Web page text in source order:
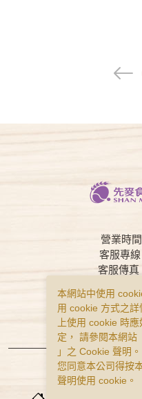
營業時
客服專
客服傳真
常見問題 購
Copyright ©
食品業者登錄字
本網站中使用
用 cookie 方式之
上使用 cookie 時
定， 請參閱本網站
」之 Cookie 聲明
您同意本公司得按
聲明使用 cookie。